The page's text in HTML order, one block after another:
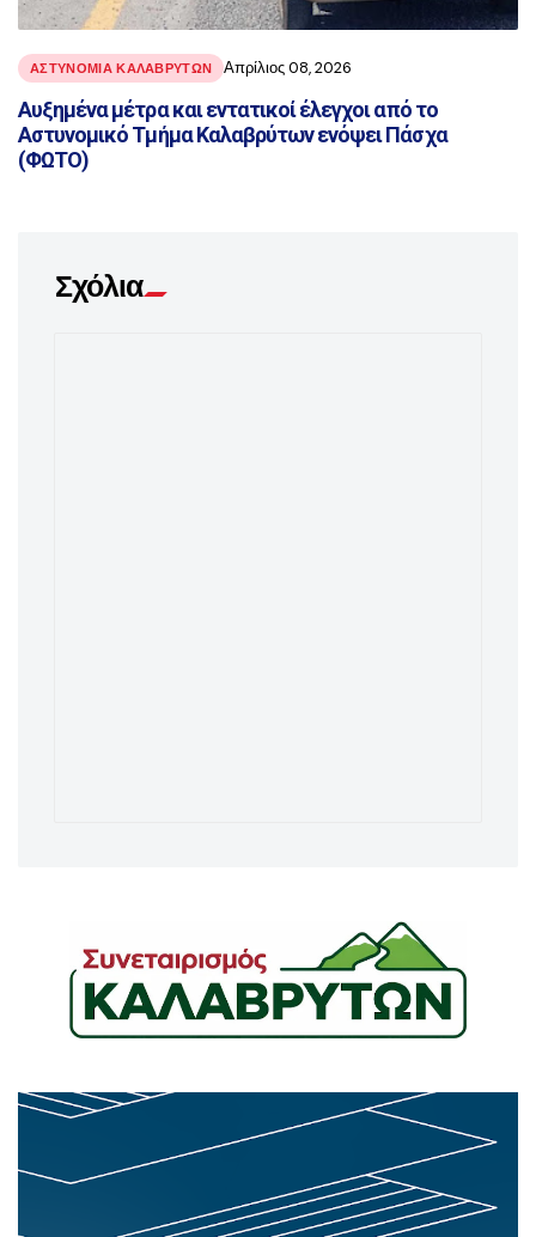
ΑΣΤΥΝΟΜΙΑ ΚΑΛΑΒΡΥΤΩΝ Απρίλιος 08, 2026
Αυξημένα μέτρα και εντατικοί έλεγχοι από το
Αστυνομικό Τμήμα Καλαβρύτων ενόψει Πάσχα
(ΦΩΤΟ)
Σχόλια